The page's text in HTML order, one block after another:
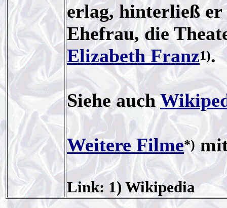
erlag, hinterließ er
Ehefrau, die
Elizabeth Franz1).
Siehe auch
Weitere Filme*)
Link: 1) Wikipedia